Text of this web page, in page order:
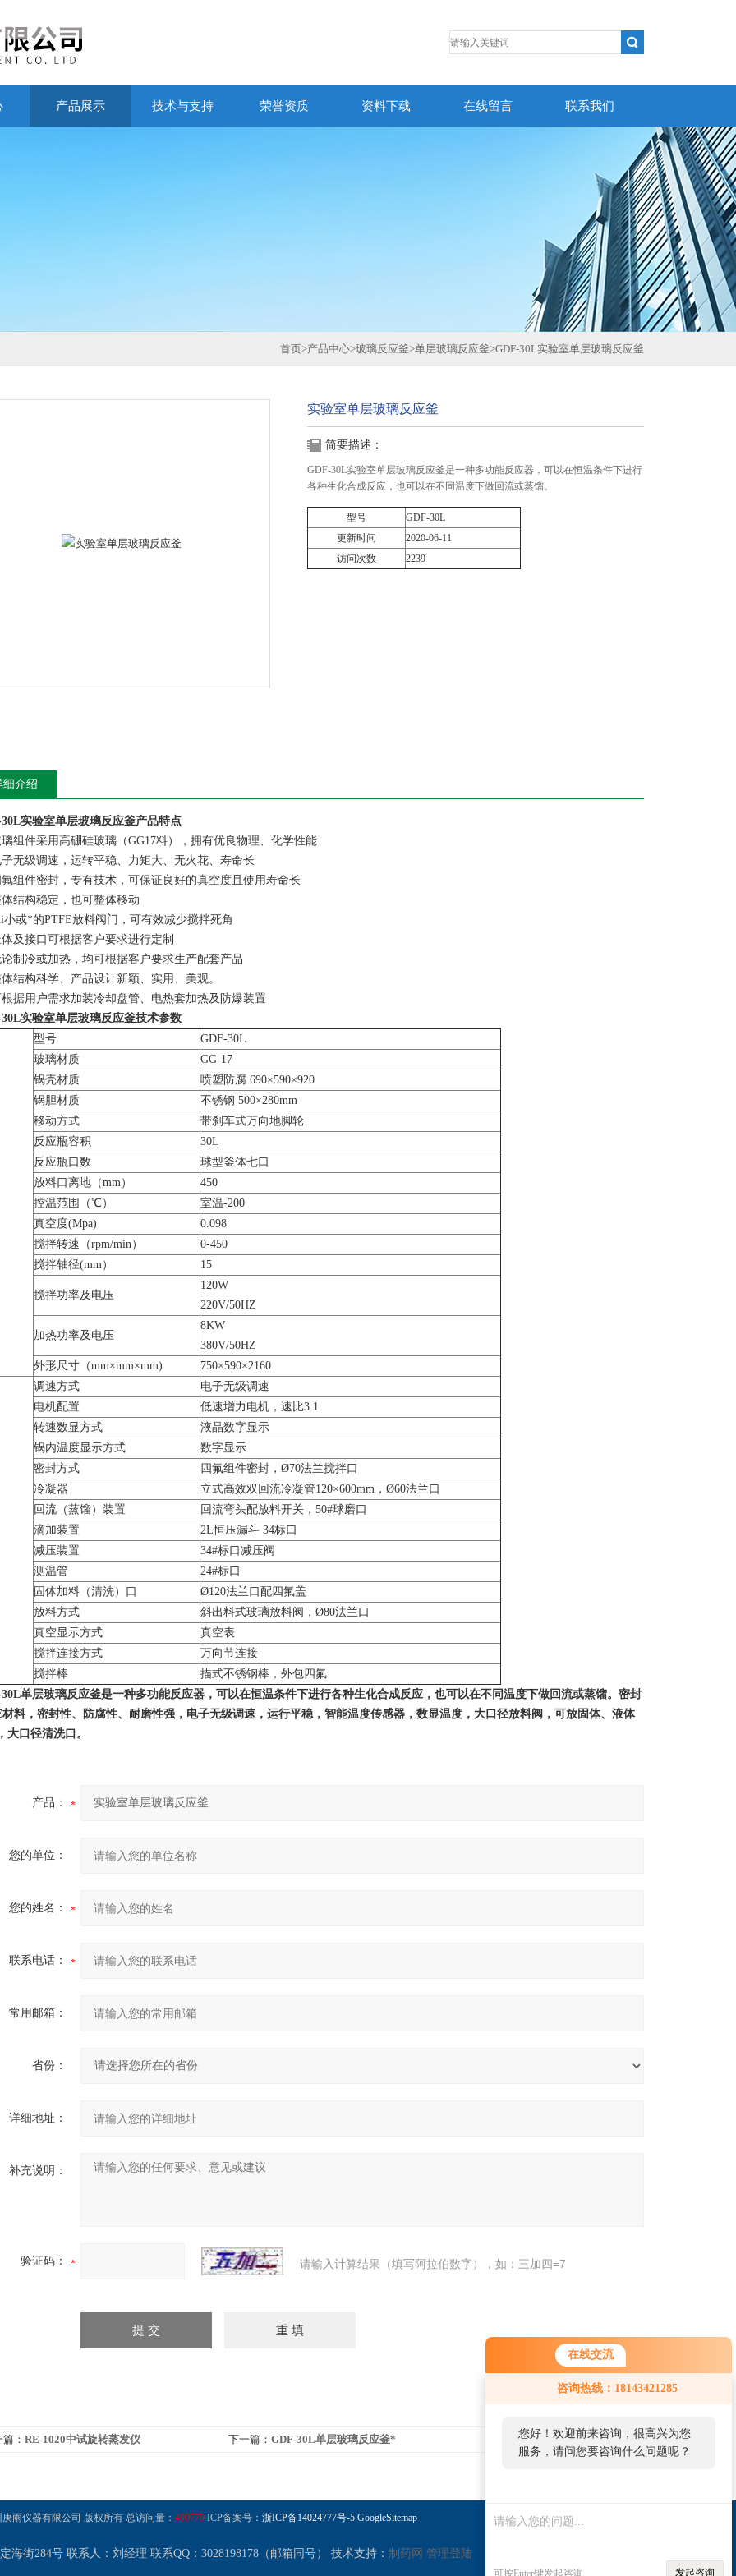
在线交流
咨询热线：18143421285
您好！欢迎前来咨询，很高兴为您
服务，请问您要咨询什么问题呢？
可按Enter键发起咨询 发起咨询
产品展示 技术与支持 荣誉资质 资料下载 在线留言 联系我们
首页>产品中心>玻璃反应釜>单层玻璃反应釜>GDF-30L实验室单层玻璃反应釜
实验室单层玻璃反应釜
简要描述：
GDF-30L实验室单层玻璃反应釜是一种多功能反应器，可以在恒温条件下进行
各种生化合成反应，也可以在不同温度下做回流或蒸馏。
型号
GDF-30L
更新时间
2020-06-11
访问次数
2239
细介绍
实验室单层玻璃反应釜产品特点
璃组件采用高硼硅玻璃（GG17料），拥有优良物理、化学性能
无级调速，运转平稳、力矩大、无火花、寿命长
组件密封，专有技术，可保证良好的真空度且使用寿命长
结构稳定，也可整体移动
小或*的PTFE放料阀门，可有效减少搅拌死角
及接口可根据客户要求进行定制
论制冷或加热，均可根据客户要求生产配套产品
结构科学、产品设计新颖、实用、美观。
据用户需求加装冷却盘管、电热套加热及防爆装置
实验室单层玻璃反应釜技术参数
型号
GDF-30L
玻璃材质
GG-17
锅壳材质
喷塑防腐 690×590×920
锅胆材质
不锈钢 500×280mm
移动方式
带刹车式万向地脚轮
反应瓶容积
30L
反应瓶口数
球型釜体七口
放料口离地（mm）
450
控温范围（℃）
室温-200
真空度(Mpa)
0.098
搅拌转速（rpm/min）
0-450
搅拌轴径(mm）
15
搅拌功率及电压
120W
220V/50HZ
加热功率及电压
8KW
380V/50HZ
外形尺寸（mm×mm×mm)
750×590×2160
调速方式
电子无级调速
电机配置
低速增力电机，速比3:1
转速数显方式
液晶数字显示
锅内温度显示方式
数字显示
密封方式
四氟组件密封，Ø70法兰搅拌口
冷凝器
立式高效双回流冷凝管120×600mm，Ø60法兰口
回流（蒸馏）装置
回流弯头配放料开关，50#球磨口
滴加装置
2L恒压漏斗 34标口
减压装置
34#标口减压阀
测温管
24#标口
固体加料（清洗）口
Ø120法兰口配四氟盖
放料方式
斜出料式玻璃放料阀，Ø80法兰口
真空显示方式
真空表
搅拌连接方式
万向节连接
搅拌棒
描式不锈钢棒，外包四氟
单层玻璃反应釜是一种多功能反应器，可以在恒温条件下进行各种生化合成反应，也可以在不同温度下做回流或蒸馏。密封
料，密封性、防腐性、耐磨性强，电子无级调速，运行平稳，智能温度传感器，数显温度，大口径放料阀，可放固体、液体
大口径清洗口。
产品：
您的单位：
您的姓名：
联系电话：
常用邮箱：
省份：
详细地址：
补充说明：
验证码： 请输入计算结果（填写阿拉伯数字），如：三加四=7
： RE-1020中试旋转蒸发仪 下一篇： GDF-30L单层玻璃反应釜* 返回列表>>
雨仪器有限公司 版权所有 总访问量： 490779 ICP备案号： 浙ICP备14024777号-5 GoogleSitemap
海街284号 联系人：刘经理 联系QQ：3028198178（邮箱同号） 技术支持： 制药网 管理登陆